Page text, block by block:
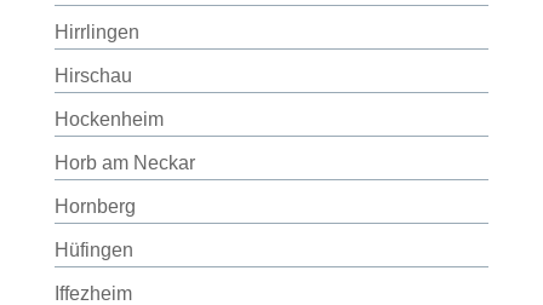
Hirrlingen
Hirschau
Hockenheim
Horb am Neckar
Hornberg
Hüfingen
Iffezheim